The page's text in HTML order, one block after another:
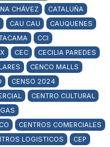
CHÁVEZ
CATALUÑA
CAU CAU
CAUQUENES
CCI
CEC
CECILIA PAREDES
CENCO MALLS
CENSO 2024
CENTRO CULTURAL
CENTROS COMERCIALES
LOGISTICOS
CEP